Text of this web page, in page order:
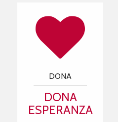
DONA
DONA
ESPERANZA